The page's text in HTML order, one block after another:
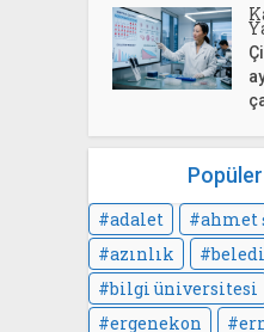
adalet ahmet
azınlık
bilgi üniversitesi
ergenekon